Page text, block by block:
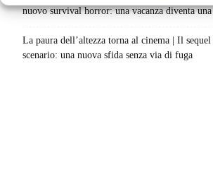
nuovo survival horror: una vacanza diventa
La paura dell’altezza torna al cinema | Il
scenario: una nuova sfida senza via di fuga